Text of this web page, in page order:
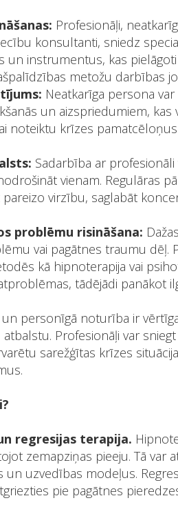
Profesionāļi,
konsultanti, sniedz
un instrumentus, kas
metožu darbības
Neatkarīga persona
un aizspriedumiem,
noteiktu krīzes
Sadarbība ar
vienam. Regulāras
pareizo virzību, saglabāt
problēmu risināšana:
vai pagātnes traumu dēļ.
kā hipnoterapija vai
tādējādi panākot
personīgā noturība ir
Profesionāļi var
sarežģītas krīzes
regresijas terapija.
zemapziņas pieeju. Tā
un uzvedības modeļus.
pie pagātnes